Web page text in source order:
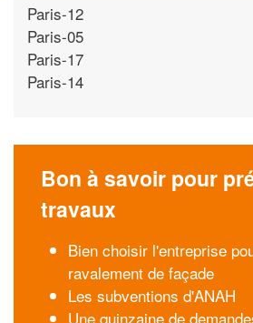
Paris-12
Paris-05
Paris-17
Paris-14
Bon à savoir pour
travaux
Bien choisir l'entreprise
ravalement de façade
Les subventions d'ANAH
Une quinzaine de